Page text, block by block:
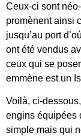
Ceux-ci sont
promènent ainsi
jusqu’au port
ont été vendus
ceux qui se
emmène est un
Voilà, ci-
engins équipées
simple mais qui